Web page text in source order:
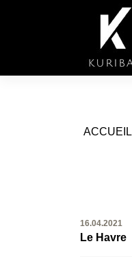
ACCUEIL
16.04.2021
Le Havre